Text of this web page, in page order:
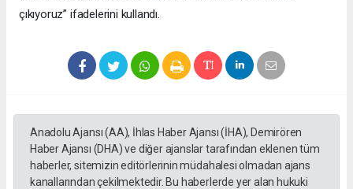
çıkıyoruz” ifadelerini kullandı.
Anadolu Ajansı (AA), İhlas Haber Ajansı (İHA), Demirören
Haber Ajansı (DHA) ve diğer ajanslar tarafından eklenen tüm
haberler, sitemizin editörlerinin müdahalesi olmadan ajans
kanallarından çekilmektedir. Bu haberlerde yer alan hukuki